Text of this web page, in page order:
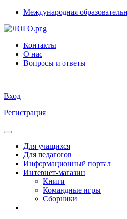
Международная
Контакты
О нас
Вопросы и ответы
Вход
Регистрация
Для учащихся
Для педагогов
Информационный портал
Интернет-магазин
Книги
Командные игры
Сборники